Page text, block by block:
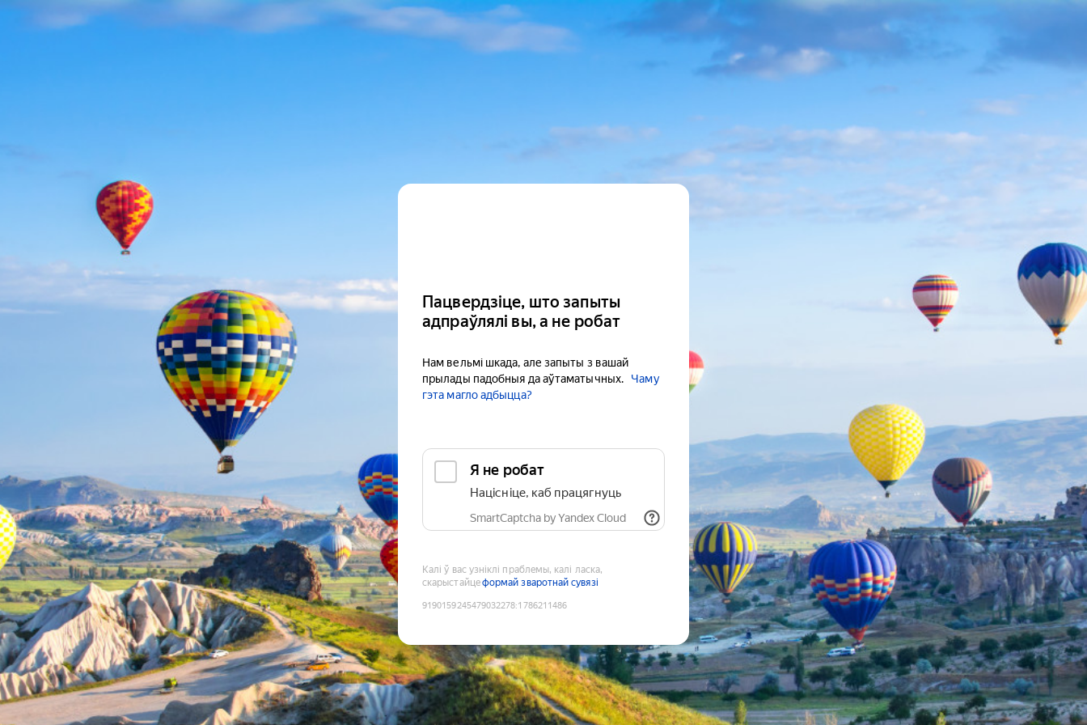
Пацвердзіце, што запыты
адпраўлялі вы, а не робат
Нам вельмі шкада, але запыты з вашай
прылады падобныя да аўтаматычных.
Чаму
гэта магло адбыцца?
Я не робат
Націсніце, каб працягнуць
SmartCaptcha by Yandex Cloud
Калі ў вас узніклі праблемы, калі ласка,
скарыстайцеформай зваротнай сувязі
9190159245479032278:1786211486